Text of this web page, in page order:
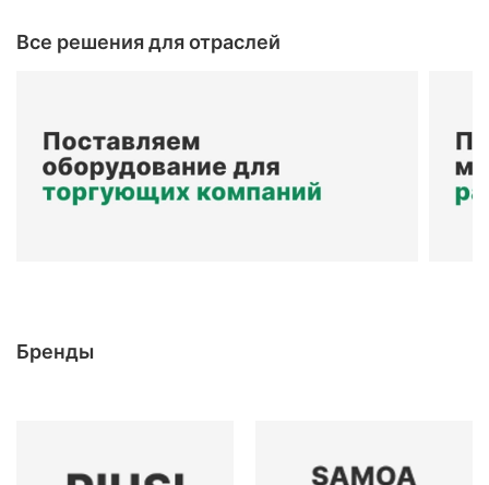
Все решения для отраслей
Бренды